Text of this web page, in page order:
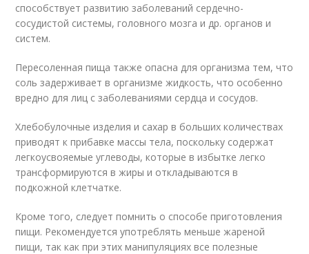
способствует развитию заболеваний сердечно-
сосудистой системы, головного мозга и др. органов и
систем.
Пересоленная пища также опасна для организма тем, что
соль задерживает в организме жидкость, что особенно
вредно для лиц с заболеваниями сердца и сосудов.
Хлебобулочные изделия и сахар в больших количествах
приводят к прибавке массы тела, поскольку содержат
легкоусвояемые углеводы, которые в избытке легко
трансформируются в жиры и откладываются в
подкожной клетчатке.
Кроме того, следует помнить о способе приготовления
пищи. Рекомендуется употреблять меньше жареной
пищи, так как при этих манипуляциях все полезные